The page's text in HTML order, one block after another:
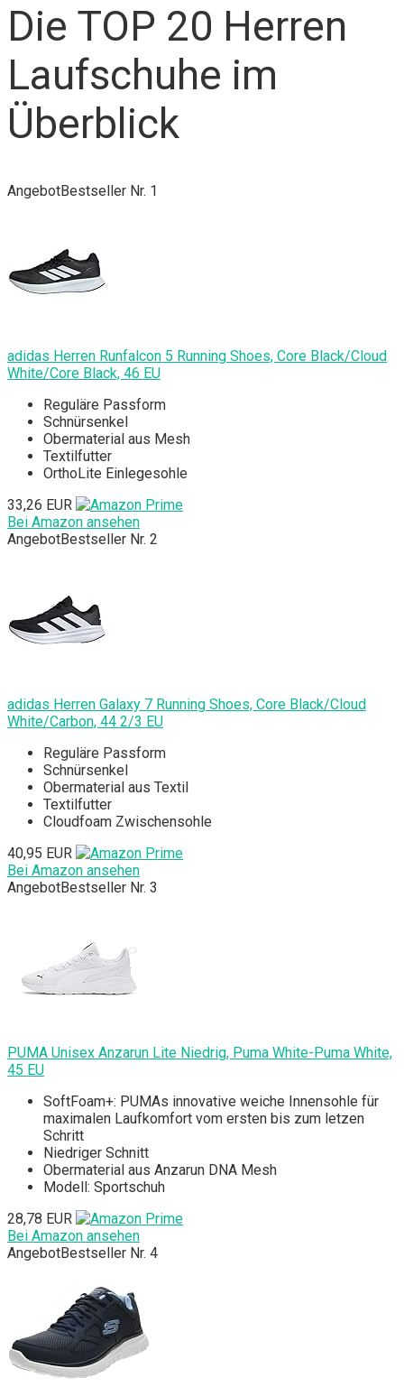
Die TOP 20 Herren
Laufschuhe im
Überblick
AngebotBestseller Nr. 1
adidas Herren Runfalcon 5 Running Shoes, Core Black/Cloud
White/Core Black, 46 EU
Reguläre Passform
Schnürsenkel
Obermaterial aus Mesh
Textilfutter
OrthoLite Einlegesohle
33,26 EUR
Bei Amazon ansehen
AngebotBestseller Nr. 2
adidas Herren Galaxy 7 Running Shoes, Core Black/Cloud
White/Carbon, 44 2/3 EU
Reguläre Passform
Schnürsenkel
Obermaterial aus Textil
Textilfutter
Cloudfoam Zwischensohle
40,95 EUR
Bei Amazon ansehen
AngebotBestseller Nr. 3
PUMA Unisex Anzarun Lite Niedrig, Puma White-Puma White,
45 EU
SoftFoam+: PUMAs innovative weiche Innensohle für
maximalen Laufkomfort vom ersten bis zum letzen
Schritt
Niedriger Schnitt
Obermaterial aus Anzarun DNA Mesh
Modell: Sportschuh
28,78 EUR
Bei Amazon ansehen
AngebotBestseller Nr. 4